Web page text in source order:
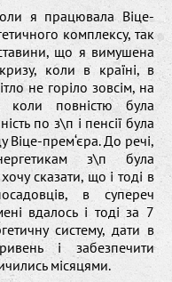
я працювала Віце-
комплексу, так
що я вимушена
коли в країні, в
не горіло зовсім, на
коли повністю була
по з\п і пенсії була
Віце-прем‘єра. До речі,
з\п була
сказати, що і тоді в
в супереч
вдалось і тоді за 7
систему, дати в
і забезпечити
місяцями.